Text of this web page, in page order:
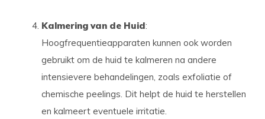
Kalmering van de Huid:
Hoogfrequentieapparaten kunnen ook worden
gebruikt om de huid te kalmeren na andere
intensievere behandelingen, zoals exfoliatie of
chemische peelings. Dit helpt de huid te herstellen
en kalmeert eventuele irritatie.